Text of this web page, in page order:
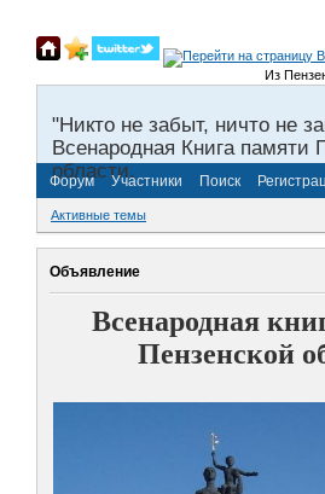
Из
"Никто не забыт, ничто не
Всенародная Книга памяти
области.
Форум Участники Поиск
Активные темы
Объявление
Всенародная
Пензенской